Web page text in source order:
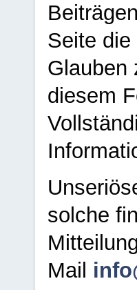
Seite
Glauben
diesem
solche
Mail